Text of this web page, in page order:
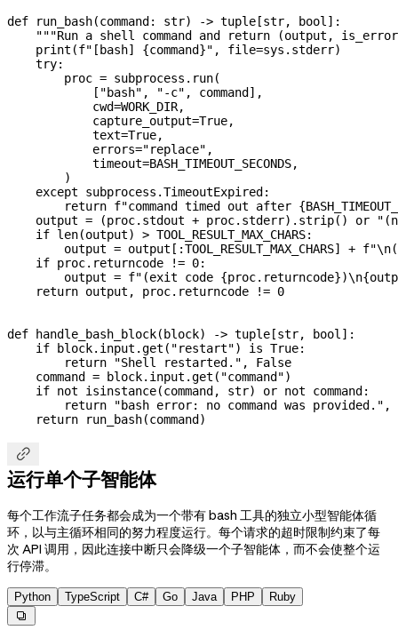
def run_bash(command : str) -> tuple[str, bool]:
"""Run a shell command and return (output,
    print
(f"[bash] {command}" , file=sys.stderr)
    try
:
        proc
= subprocess.run(
            [
"bash" , "-c" , command],
            cwd
=WORK_DIR,
            capture_output
=True,
            text
=True,
            errors
="replace" ,
            timeout
=BASH_TIMEOUT_SECONDS,
        )
    except
subprocess.TimeoutExpired:
        return
f"command timed out after {
    output
= (proc.stdout + proc.stderr).strip() or
    if
len(output) > TOOL_RESULT_MAX_CHARS:
        output
= output[:TOOL_RESULT_MAX_CHARS] + f"\n
    if
proc.returncode != 0:
        output
= f"(exit code {proc.returncode})\n{
    return
output, proc.returncode != 0
def handle_bash_block( block) -> tuple[str, bool]:
    if
block.input.get( "restart") is True:
        return
"Shell restarted." , False
    command
= block.input.get( "command")
    if
not isinstance(command, str) or not command:
        return
"bash error: no command was provided." ,
    return
run_bash(command)

运行单个子智能体
每个工作流子任务都会成为一个带有 bash 工具的独立小型智能体循
环，以与主循环相同的努力程度运行。每个请求的超时限制约束了每
次 API 调用，因此连接中断只会降级一个子智能体，而不会使整个运
行停滞。
Python TypeScript C# Go Java PHP Ruby
